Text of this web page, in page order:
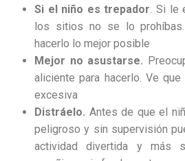
Si el niño es trepador. Si le
los sitios no se lo
hacerlo lo mejor posible
Mejor no asustarse.
aliciente para hacerlo. Ve
excesiva
Distráelo. Antes de que el
peligroso y sin supervisión
actividad divertida y más